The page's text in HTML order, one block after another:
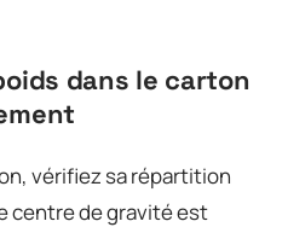
dans le carton
vérifiez sa répartition
centre de gravité est